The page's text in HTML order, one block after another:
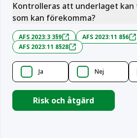
Kontrolleras att underlaget kan
som kan förekomma?
AFS 2023:3 3§9
AFS 2023:11 8§6
AFS 2023:11 8§28
Ja Nej
Risk och åtgärd